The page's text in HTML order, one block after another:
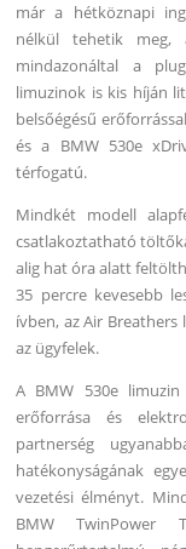
már a hétköznapi
nélkül tehetik meg,
mindazonáltal a
limuzinok is kis híján
belsőégésű
és a BMW 530e
térfogatú.
Mindkét modell
csatlakoztatható
alig hat óra alatt
35 percre kevesebb
ívben, az Air
az ügyfelek.
A BMW 530e
erőforrása és
partnerség
hatékonyságának
vezetési élményt.
BMW TwinPower